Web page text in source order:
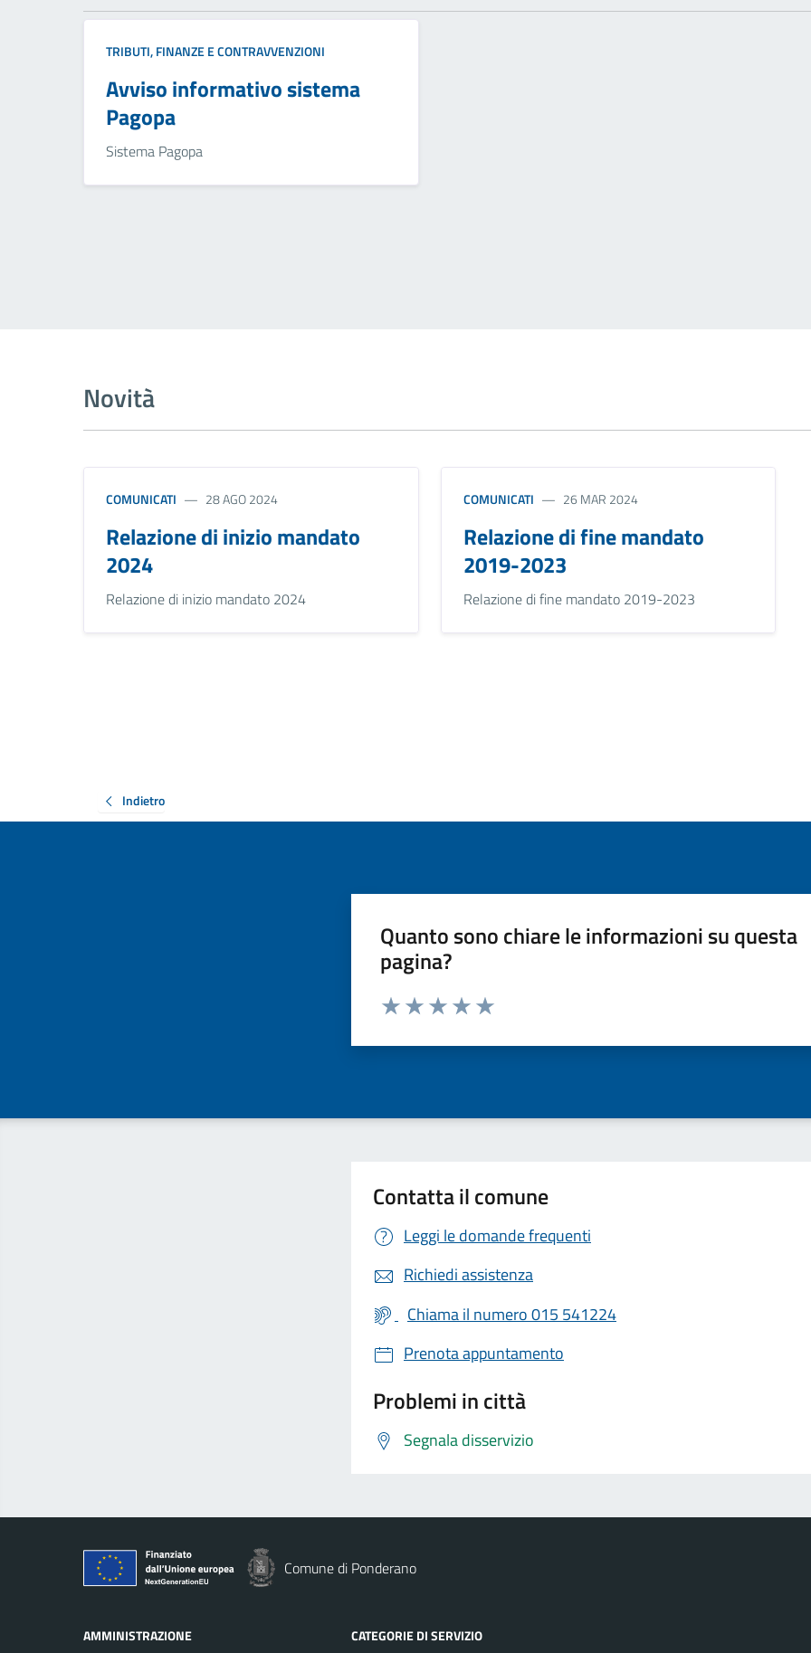
TRIBUTI, FINANZE E CONTRAVVENZIONI
Avviso informativo sistema
Pagopa
Sistema Pagopa
Novità
COMUNICATI 28 AGO 2024
Relazione di inizio mandato
2024
Relazione di inizio mandato 2024
COMUNICATI 26 MAR 2024
Relazione di fine mandato
2019-2023
Relazione di fine mandato 2019-2023
Indietro
Quanto sono chiare le informazioni su questa
pagina?
Valuta da 1 a 5 stelle la pagina
Contatta il comune
Leggi le domande frequenti
Richiedi assistenza
Chiama il numero 015 541224
Prenota appuntamento
Problemi in città
Segnala disservizio
Comune di Ponderano
AMMINISTRAZIONE CATEGORIE DI SERVIZIO